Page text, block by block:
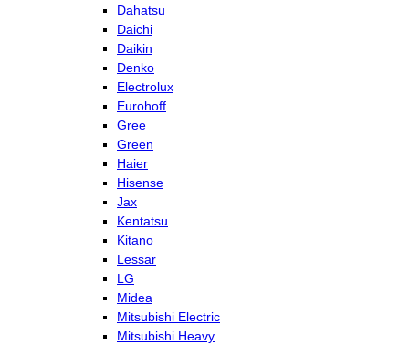
Dahatsu
Daichi
Daikin
Denko
Electrolux
Eurohoff
Gree
Green
Haier
Hisense
Jax
Kentatsu
Kitano
Lessar
LG
Midea
Mitsubishi Electric
Mitsubishi Heavy